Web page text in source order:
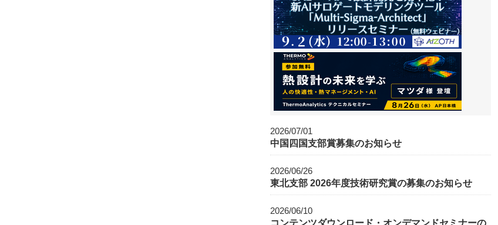
2026/07/01
中国四国支部賞募集のお知らせ
2026/06/26
東北支部 2026年度技術研究賞の募集のお知らせ
2026/06/10
コンテンツダウンロード・オンデマンドセミナーの